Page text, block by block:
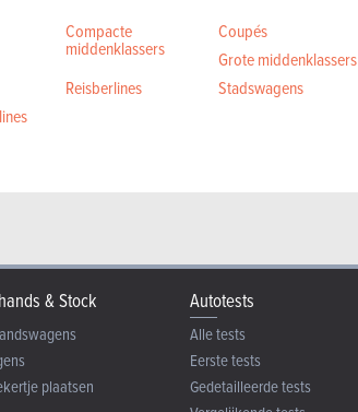
Compacte
middenklassers
Coupés
Grote middenklassers
Reisberlines
Stadswagens
& Stock
plaatsen
Autotests
Alle tests
Eerste tests
Gedetailleerde tests